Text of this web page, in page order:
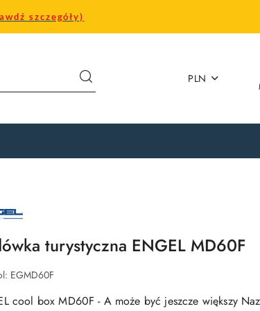
szczegóły)
PLN
turystyczna ENGEL MD60F
EGMD60F
cool box MD60F - A może być jeszcze większy